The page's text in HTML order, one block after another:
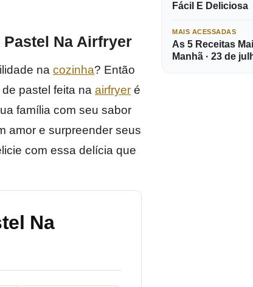
Pastel Na Airfryer
na cozinha? Então
pastel feita na airfryer é
família com seu sabor
amor e surpreender seus
com essa delícia que
Na
Fácil E Deliciosa
MAIS ACESSADAS
As 5 Receitas
Manhã · 23 de